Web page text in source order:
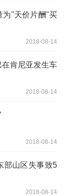
为"天价片酬"买
2018-08-14
肯尼亚发生车
2018-08-14
2018-08-14
部山区失事致5
2018-08-14